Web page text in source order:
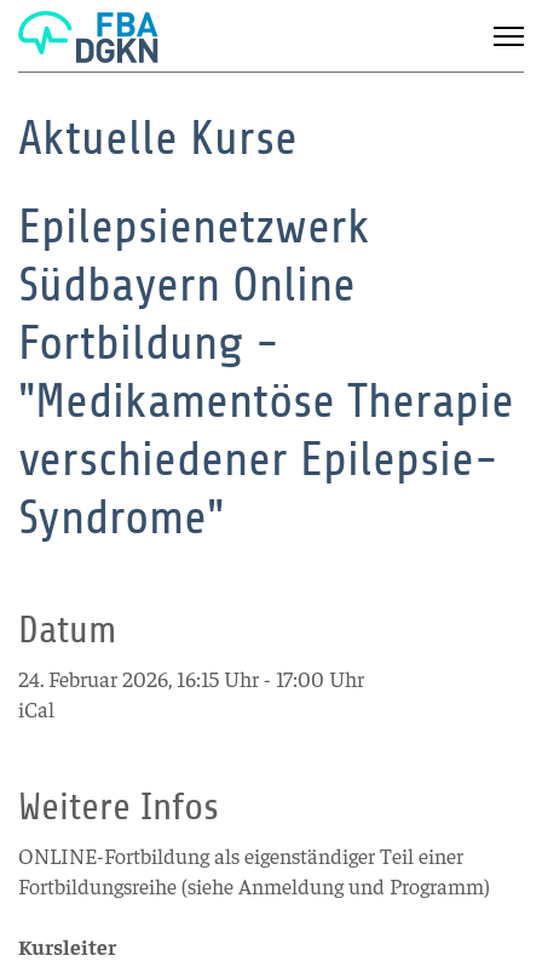
Aktuelle Kurse
Epilepsienetzwerk
Südbayern Online
Fortbildung -
"Medikamentöse Therapie
verschiedener Epilepsie-
Syndrome"
Datum
24. Februar 2026, 16:15 Uhr - 17:00 Uhr
iCal
Weitere Infos
ONLINE-Fortbildung als eigenständiger Teil einer
Fortbildungsreihe (siehe Anmeldung und Programm)
Kursleiter